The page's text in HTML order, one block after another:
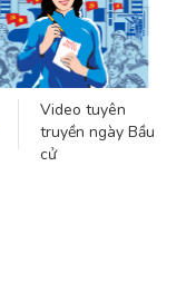
Video tuyên
truyền ngày Bầu
cử